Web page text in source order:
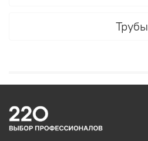
Трубы